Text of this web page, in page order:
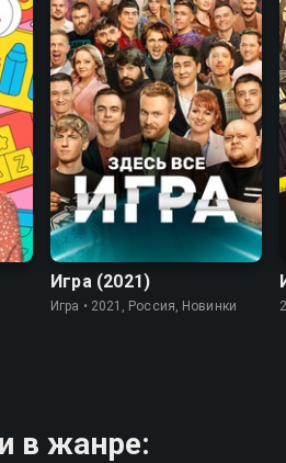
7.8
Игра (2021)
Игра • 2021, Россия, Новинки
в жанре: